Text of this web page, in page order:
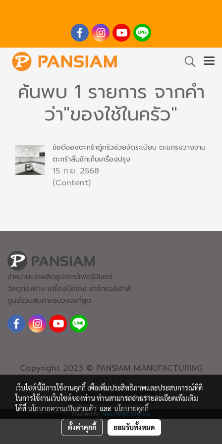
ค้นพบ 1 รายการ จากคำ
ว่า"ของใช้ในครัว"
ข้อดีของตะกร้าตู้ครัวช่วยจัดระเบียบ ตะแกรงวางจาน
ตะกร้าลิ้นชักเก็บเครื่องปรุง
15 ก.ย. 2568
(Content)
จำหน่ายและผลิตอุปกรณ์เฟอร์นิเจอร์
วัสดุก่อสร้าง เครื่องมือช่าง ฮาร์ดแวร์เฮ้าส์
ศูนย์รวมสินค้าครบวงจรที่สุด
Copyright 2023 © PANSIAM MANUFACTURING
CO.,LTD
ผู้เข้าชมทั้งหมด 2,446,492
Powered by MakeWebEasy.com
เว็บไซต์นี้มีการใช้งานคุกกี้ เพื่อเพิ่มประสิทธิภาพและประสบการณ์ที่ดี
ในการใช้งานเว็บไซต์ของท่าน ท่านสามารถอ่านรายละเอียดเพิ่มเติม
ได้ที่นโยบายความเป็นส่วนตัว และ นโยบายคุกกี้
ตั้งค่าคุกกี้ ยอมรับทั้งหมด